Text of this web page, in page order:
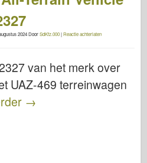
2024DoorSdKfz.000|Reactie achterlaten
van het merk over
UAZ-469 terreinwagen
→